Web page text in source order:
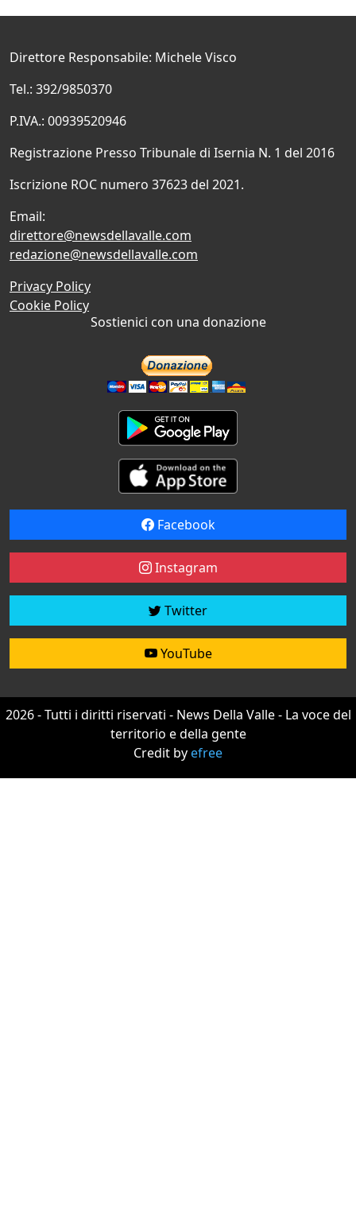
Direttore Responsabile: Michele Visco
Tel.: 392/9850370
P.IVA.: 00939520946
Registrazione Presso Tribunale di Isernia N. 1 del 2016
Iscrizione ROC numero 37623 del 2021.
Email:
direttore@newsdellavalle.com
redazione@newsdellavalle.com
Privacy Policy
Cookie Policy
Sostienici con una donazione
Facebook
Instagram
Twitter
YouTube
2026 - Tutti i diritti riservati - News Della Valle - La voce del
territorio e della gente
Credit byefree